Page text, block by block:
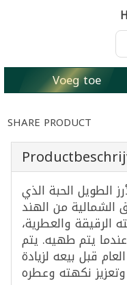
Voeg toe
SHARE PRODUCT
الطويل الحبة الذي
من الهند
والعطرية،
يتم طهيه. يتم
قبل بيعه لزيادة